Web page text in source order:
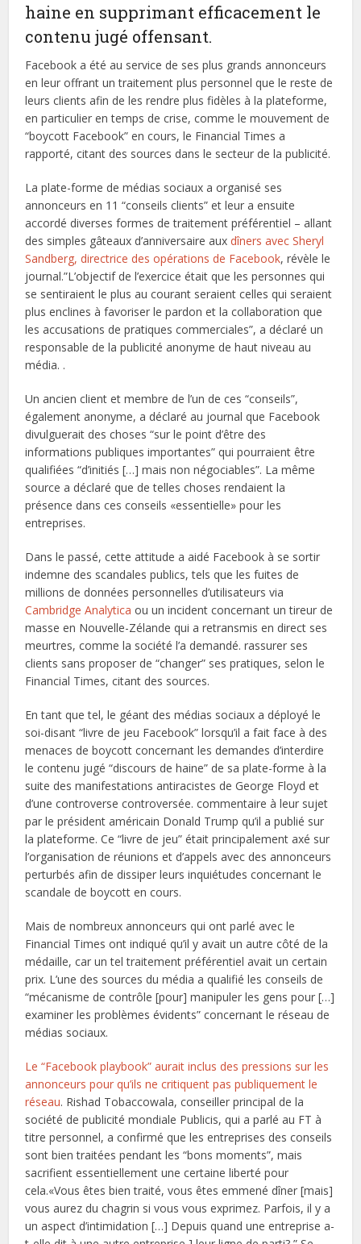
haine en supprimant efficacement le
contenu jugé offensant.
Facebook a été au service de ses plus grands annonceurs
en leur offrant un traitement plus personnel que le reste de
leurs clients afin de les rendre plus fidèles à la plateforme,
en particulier en temps de crise, comme le mouvement de
“boycott Facebook” en cours, le Financial Times a
rapporté, citant des sources dans le secteur de la publicité.
La plate-forme de médias sociaux a organisé ses
annonceurs en 11 “conseils clients” et leur a ensuite
accordé diverses formes de traitement préférentiel – allant
des simples gâteaux d’anniversaire auxdîners avec Sheryl
Sandberg, directrice des opérations de Facebook, révèle le
journal.”L’objectif de l’exercice était que les personnes qui
se sentiraient le plus au courant seraient celles qui seraient
plus enclines à favoriser le pardon et la collaboration que
les accusations de pratiques commerciales”, a déclaré un
responsable de la publicité anonyme de haut niveau au
média. .
Un ancien client et membre de l’un de ces “conseils”,
également anonyme, a déclaré au journal que Facebook
divulguerait des choses “sur le point d’être des
informations publiques importantes” qui pourraient être
qualifiées “d’initiés […] mais non négociables”. La même
source a déclaré que de telles choses rendaient la
présence dans ces conseils «essentielle» pour les
entreprises.
Dans le passé, cette attitude a aidé Facebook à se sortir
indemne des scandales publics, tels que les fuites de
millions de données personnelles d’utilisateurs via
Cambridge Analytica ou un incident concernant un tireur de
masse en Nouvelle-Zélande qui a retransmis en direct ses
meurtres, comme la société l’a demandé. rassurer ses
clients sans proposer de “changer” ses pratiques, selon le
Financial Times, citant des sources.
En tant que tel, le géant des médias sociaux a déployé le
soi-disant “livre de jeu Facebook” lorsqu’il a fait face à des
menaces de boycott concernant les demandes d’interdire
le contenu jugé “discours de haine” de sa plate-forme à la
suite des manifestations antiracistes de George Floyd et
d’une controverse controversée. commentaire à leur sujet
par le président américain Donald Trump qu’il a publié sur
la plateforme. Ce “livre de jeu” était principalement axé sur
l’organisation de réunions et d’appels avec des annonceurs
perturbés afin de dissiper leurs inquiétudes concernant le
scandale de boycott en cours.
Mais de nombreux annonceurs qui ont parlé avec le
Financial Times ont indiqué qu’il y avait un autre côté de la
médaille, car un tel traitement préférentiel avait un certain
prix. L’une des sources du média a qualifié les conseils de
“mécanisme de contrôle [pour] manipuler les gens pour […]
examiner les problèmes évidents” concernant le réseau de
médias sociaux.
Le “Facebook playbook” aurait inclus des pressions sur les
annonceurs pour qu’ils ne critiquent pas publiquement le
réseau. Rishad Tobaccowala, conseiller principal de la
société de publicité mondiale Publicis, qui a parlé au FT à
titre personnel, a confirmé que les entreprises des conseils
sont bien traitées pendant les “bons moments”, mais
sacrifient essentiellement une certaine liberté pour
cela.«Vous êtes bien traité, vous êtes emmené dîner [mais]
vous aurez du chagrin si vous vous exprimez. Parfois, il y a
un aspect d’intimidation […] Depuis quand une entreprise a-